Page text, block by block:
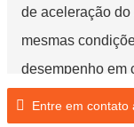
de aceleração
mesmas
desempenho em
Entre em contato